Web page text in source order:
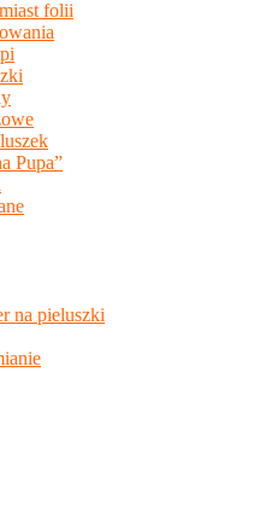
folii
Pupa”
na pieluszki